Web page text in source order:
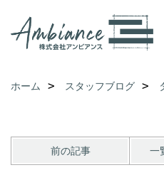
ホーム スタッフブログ
前の記事 一